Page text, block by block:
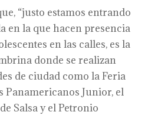
“justo estamos entrando
en la que hacen presencia
en las calles, es la
donde se realizan
de ciudad como la Feria
Panamericanos Junior, el
Salsa y el Petronio